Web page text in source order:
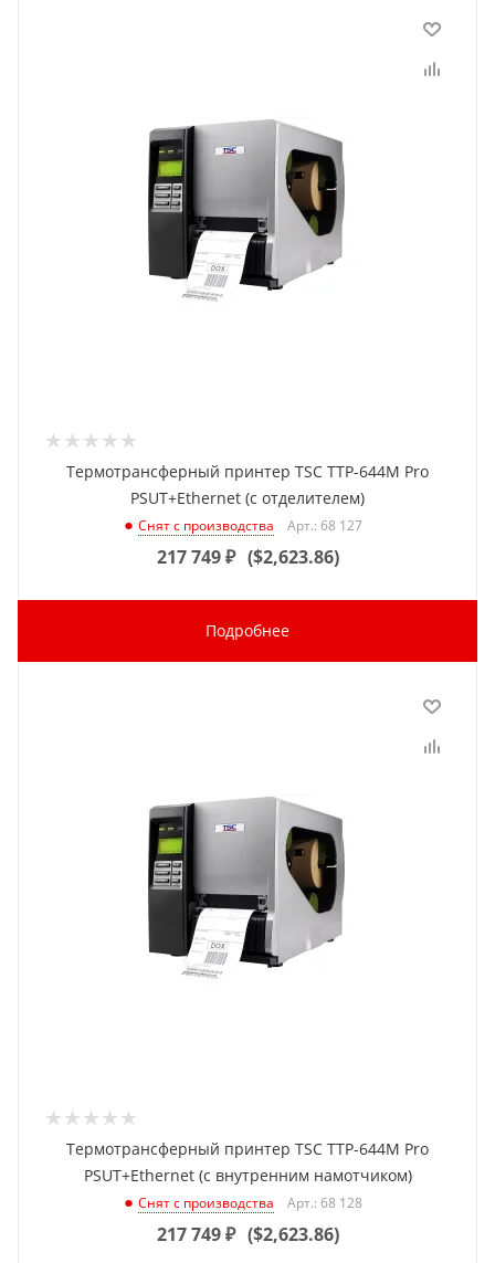
Термотрансферный принтер TSC TTP-644M Pro
PSUT+Ethernet (с отделителем)
Снят с производства Арт.: 68 127
217 749₽ ($2,623.86)
Подробнее
Термотрансферный принтер TSC TTP-644M Pro
PSUT+Ethernet (с внутренним намотчиком)
Снят с производства Арт.: 68 128
217 749₽ ($2,623.86)